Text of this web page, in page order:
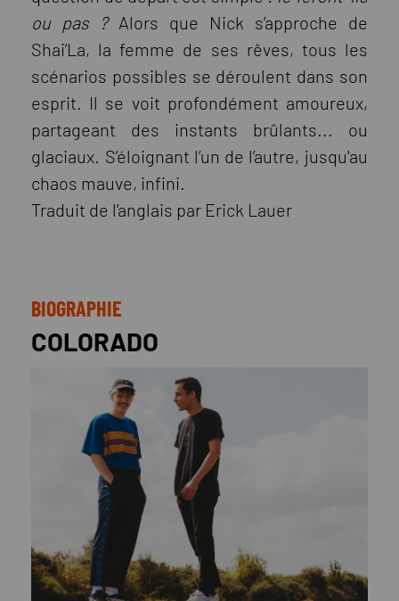
ou pas ?Alors que Nick s’approche de
Shai’La, la femme de ses rêves, tous les
scénarios possibles se déroulent dans son
esprit. Il se voit profondément amoureux,
partageant des instants brûlants... ou
glaciaux. S’éloignant l’un de l’autre, jusqu'au
chaos mauve, infini.
Traduit de l’anglais par Erick Lauer
BIOGRAPHIE
COLORADO